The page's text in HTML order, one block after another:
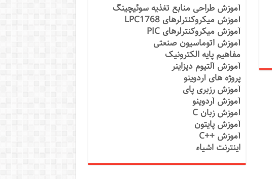
آموزش طراحی منابع تغذیه سوئیچینگ
آموزش میکروکنترلرهای LPC1768
آموزش میکروکنترلرهای PIC
آموزش اتوماسیون صنعتی
مفاهیم پایه الکترونیک
آموزش آلتیوم دیزاینر
پروژه های آردوینو
آموزش رزبری پای
آموزش آردوینو
آموزش زبان C
آموزش پایتون
آموزش ++C
اینترنت اشیاء